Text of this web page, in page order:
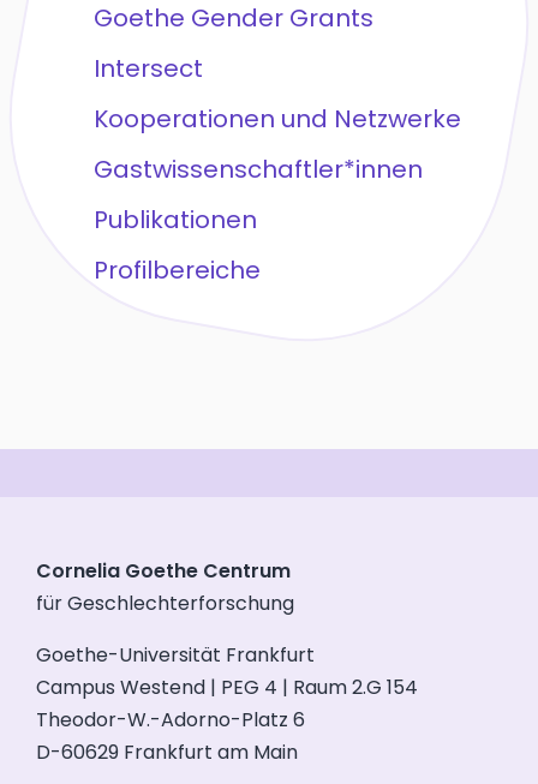
Goethe Gender Grants
Intersect
Kooperationen und Netzwerke
Gastwissenschaftler*innen
Publikationen
Profilbereiche
Cornelia Goethe Centrum
für Geschlechterforschung
Goethe-Universität Frankfurt
Campus Westend | PEG 4 | Raum 2.G 154
Theodor-W.-Adorno-Platz 6
D-60629 Frankfurt am Main